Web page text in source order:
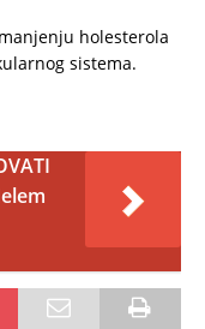
holesterola
sistema.